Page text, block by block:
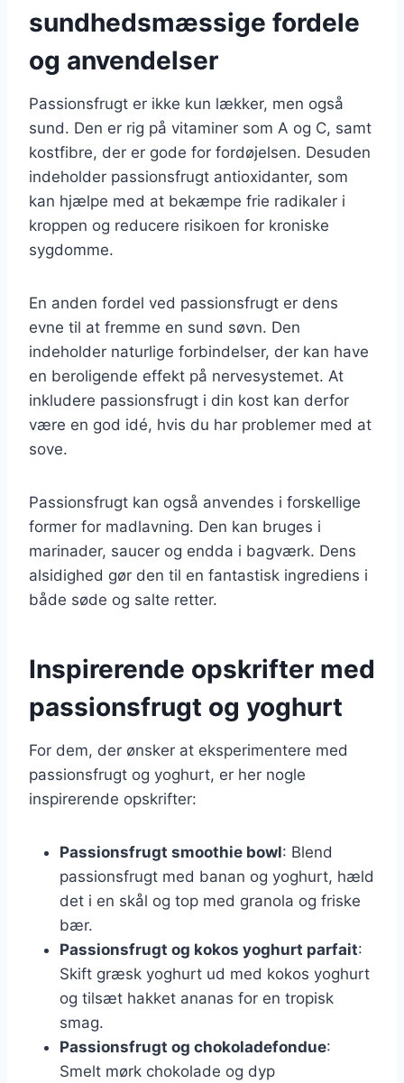
sundhedsmæssige fordele
og anvendelser
Passionsfrugt er ikke kun lækker, men også
sund. Den er rig på vitaminer som A og C, samt
kostfibre, der er gode for fordøjelsen. Desuden
indeholder passionsfrugt antioxidanter, som
kan hjælpe med at bekæmpe frie radikaler i
kroppen og reducere risikoen for kroniske
sygdomme.
En anden fordel ved passionsfrugt er dens
evne til at fremme en sund søvn. Den
indeholder naturlige forbindelser, der kan have
en beroligende effekt på nervesystemet. At
inkludere passionsfrugt i din kost kan derfor
være en god idé, hvis du har problemer med at
sove.
Passionsfrugt kan også anvendes i forskellige
former for madlavning. Den kan bruges i
marinader, saucer og endda i bagværk. Dens
alsidighed gør den til en fantastisk ingrediens i
både søde og salte retter.
Inspirerende opskrifter med
passionsfrugt og yoghurt
For dem, der ønsker at eksperimentere med
passionsfrugt og yoghurt, er her nogle
inspirerende opskrifter:
Passionsfrugt smoothie bowl: Blend
passionsfrugt med banan og yoghurt, hæld
det i en skål og top med granola og friske
bær.
Passionsfrugt og kokos yoghurt parfait:
Skift græsk yoghurt ud med kokos yoghurt
og tilsæt hakket ananas for en tropisk
smag.
Passionsfrugt og chokoladefondue:
Smelt mørk chokolade og dyp